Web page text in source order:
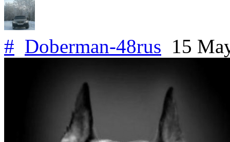
# Doberman-48rus 15